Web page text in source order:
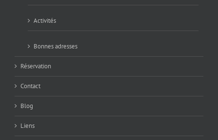
Activités
Bonnes adresses
Réservation
Contact
Blog
Liens